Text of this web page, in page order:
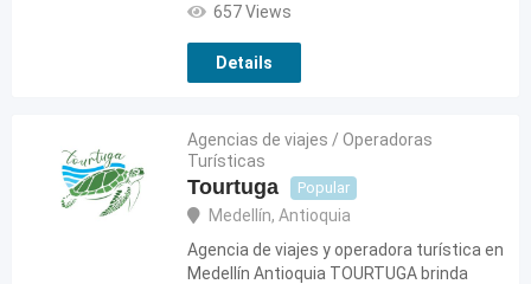
657 Views
Details
Agencias de viajes / Operadoras
Turísticas
Tourtuga Popular
Medellín, Antioquia
Agencia de viajes y operadora turística en
Medellín Antioquia TOURTUGA brinda